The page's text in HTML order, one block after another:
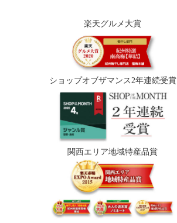
楽天グルメ大賞
ショップオブザマンス2年連続受賞
関西エリア地域特産品賞